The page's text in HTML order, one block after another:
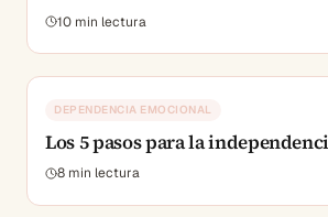
10 min lectura
DEPENDENCIA EMOCIONAL
Los 5 pasos para la
8 min lectura